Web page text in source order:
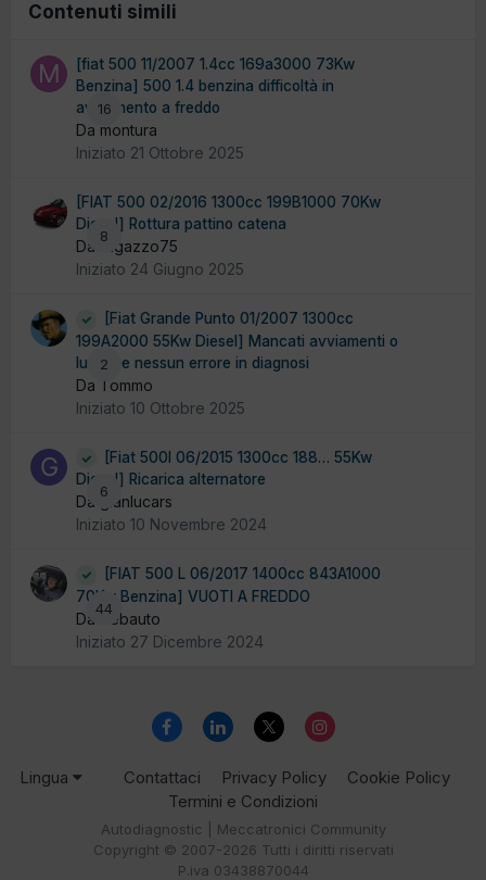
Contenuti simili
16
[fiat 500 11/2007 1.4cc 169a3000 73Kw
Benzina] 500 1.4 benzina difficoltà in
avviamento a freddo
Da montura
Iniziato 21 Ottobre 2025
8
[FIAT 500 02/2016 1300cc 199B1000 70Kw
Diesel] Rottura pattino catena
Da ragazzo75
Iniziato 24 Giugno 2025
2
[Fiat Grande Punto 01/2007 1300cc
199A2000 55Kw Diesel] Mancati avviamenti o
lunghi e nessun errore in diagnosi
Da Tommo
Iniziato 10 Ottobre 2025
6
[Fiat 500l 06/2015 1300cc 188… 55Kw
Diesel] Ricarica alternatore
Da gianlucars
Iniziato 10 Novembre 2024
44
[FIAT 500 L 06/2017 1400cc 843A1000
70Kw Benzina] VUOTI A FREDDO
Da debauto
Iniziato 27 Dicembre 2024
Lingua Contattaci Privacy Policy
Cookie Policy
Termini e Condizioni
Autodiagnostic | Meccatronici Community
Copyright © 2007-2026 Tutti i diritti riservati
P.iva 03438870044